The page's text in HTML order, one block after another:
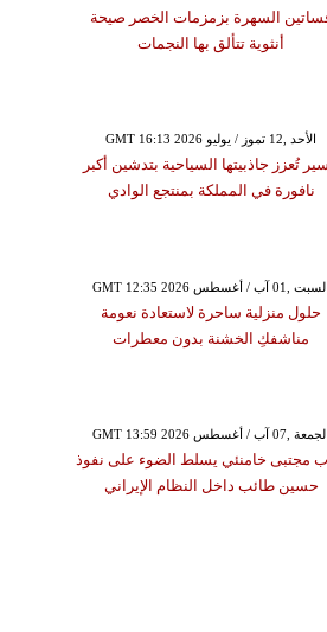
السهرة بزمزمات الخصر صيحة
أنثوية تتألق بها النجمات
GMT 16:13 2026 الأحد ,12 تموز / يوليو
تُعزز جاذبيتها السياحية بتدشين أكبر
نافورة في المملكة بمنتجع الوادي
GMT 12:35 2026 السبت ,01 آب / أغسطس
حلول منزلية ساحرة لاستعادة نعومة
مناشفكِ الخشنة بدون معطرات
GMT 13:59 2026 الجمعة ,07 آب / أغسطس
مجتبى خامنئي يسلط الضوء على نفوذ
حسين طائب داخل النظام الإيراني